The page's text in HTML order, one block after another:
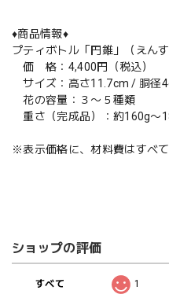
♦️商品情報♦️
プティボトル「円錐」（えんす
価 格：4,400円（税込）
サイズ：高さ11.7cm / 胴径
花の容量：３〜５種類
重さ（完成品）：約160g〜
※表示価格に、材料費はすべて
ショップの評価
すべて 1